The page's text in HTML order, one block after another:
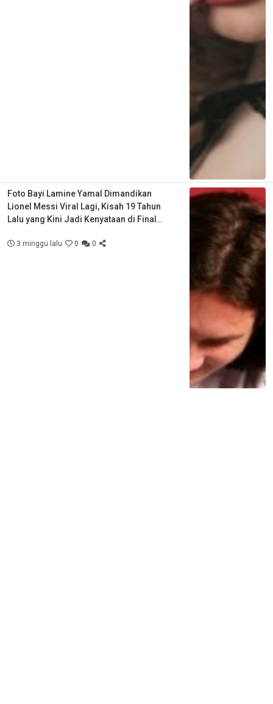
Foto Bayi Lamine Yamal Dimandikan
Lionel Messi Viral Lagi, Kisah 19 Tahun
Lalu yang Kini Jadi Kenyataan di Final
3 minggu lalu 0 0